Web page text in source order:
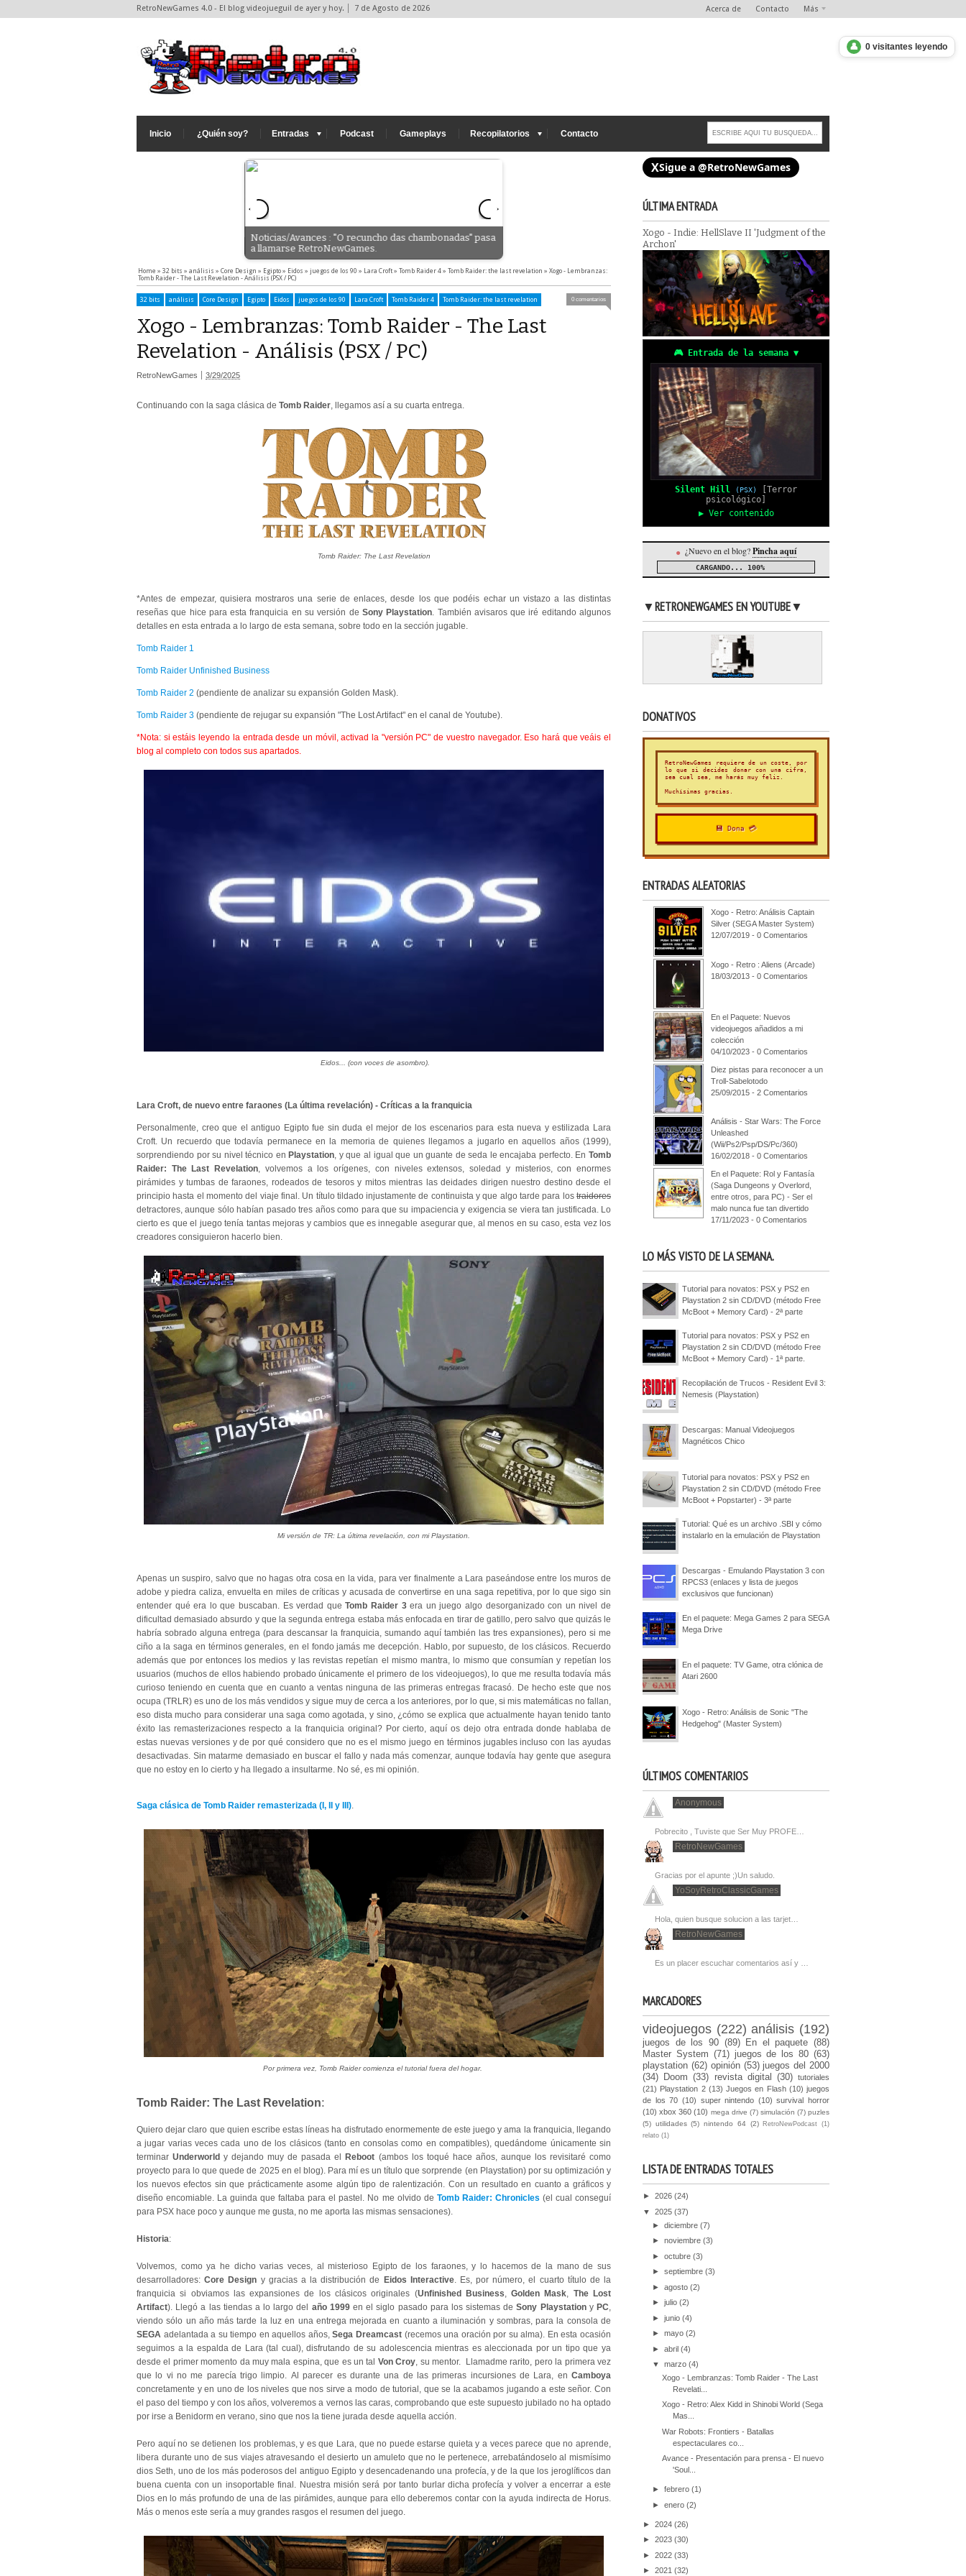
RetroNewGames 4.0 - El blog videojueguil de ayer y hoy. 7 de Agosto de 2026 Acerca de Contacto Más
Inicio ¿Quién soy? Entradas Podcast Gameplays Recopilatorios Contacto
Noticias/Avances : "O recuncho das chambonadas" pasa
a llamarse RetroNewGames.
Que paséis una buena cena de Nochebuena, o lo que
Vacaciones--
Home » 32 bits » análisis » Core Design » Egipto » Eidos » juegos de los 90 » Lara Croft » Tomb Raider 4 » Tomb Raider: the last revelation » Xogo - Lembranzas:
Tomb Raider - The Last Revelation - Análisis (PSX / PC)
32 bits análisis Core Design Egipto Eidos juegos de los 90 Lara Croft Tomb Raider 4 Tomb Raider: the last revelation 0 comentarios
Xogo - Lembranzas: Tomb Raider - The Last
Revelation - Análisis (PSX / PC)
3/29/2025
RetroNewGames
Continuando con la saga clásica de Tomb Raider , llegamos así a su cuarta entrega.
Tomb Raider: The Last Revelation
*Antes de empezar, quisiera mostraros una serie de enlaces, desde los que podéis echar un vistazo a las distintas
reseñas que hice para esta franquicia en su versión de SonyPlaystation . También avisaros que iré editando algunos
detalles en esta entrada a lo largo de esta semana, sobre todo en la sección jugable.
Tomb Raider 1
Tomb Raider Unfinished Business
Tomb Raider 2 (pendiente de analizar su expansión Golden Mask).
Tomb Raider 3 (pendiente de rejugar su expansión "The Lost Artifact" en el canal de Youtube).
*Nota: si estáis leyendo la entrada desde un móvil, activad la "versión PC" de vuestro navegador. Eso hará que veáis el
blog al completo con todos sus apartados.
Eidos... (con voces de asombro).
Lara Croft, de nuevo entre faraones (La última revelación) - Críticas a la franquicia
Personalmente, creo que el antiguo Egipto fue sin duda el mejor de los escenarios para esta nueva y estilizada Lara
Croft. Un recuerdo que todavía permanece en la memoria de quienes llegamos a jugarlo en aquellos años (1999),
sorprendiendo por su nivel técnico enPlaystation , y que al igual que un guante de seda le encajaba perfecto. EnTomb
Raider: The Last Revelation , volvemos a los orígenes, con niveles extensos, soledad y misterios, con enormes
pirámides y tumbas de faraones, rodeados de tesoros y mitos mientras las deidades dirigen nuestro destino desde el
principio hasta el momento del viaje final. Un título tildado injustamente de continuista y que algo tarde para los traidores
detractores, aunque sólo habían pasado tres años como para que su impaciencia y exigencia se viera tan justificada. Lo
cierto es que el juegotenía tantas mejoras y cambios que es innegable asegurar que, al menos en su caso, esta vez los
creadores consiguieron hacerlo bien.
Mi versión de TR: La última revelación, con mi Playstation.
Apenas un suspiro, salvo que no hagas otra cosa en la vida, para ver finalmente a Lara paseándose entre los muros de
adobe y piedra caliza, envuelta en miles de críticas y acusada de convertirse en una saga repetitiva, por lo que sigo sin
entender qué era lo que buscaban. Es verdad queTomb Raider 3era un juego algo desorganizado con un nivel de
dificultad demasiado absurdo y que la segunda entrega estaba más enfocada en tirar de gatillo, pero salvo que quizás le
habría sobrado alguna entrega (para descansar la franquicia, sumando aquí también las tres expansiones), pero si me
ciño a la saga en términos generales, en el fondo jamás me decepción. Hablo, por supuesto, de los clásicos. Recuerdo
además que por entonces los medios y las revistas repetían el mismo mantra, lo mismo que consumían y repetían los
usuarios (muchos de ellos habiendo probado únicamente el primero de los videojuegos), lo que me resulta todavía más
curioso teniendo en cuenta que en cuanto a ventas ninguna de las primeras entregas fracasó. De hecho este que nos
ocupa (TRLR) es uno de los más vendidos y sigue muy de cerca a los anteriores, por lo que, si mis matemáticas no fallan,
eso dista mucho para considerar una saga como agotada, y sino, ¿cómo se explica que actualmente hayan tenido tanto
éxito las remasterizaciones respecto a la franquicia original? Por cierto, aquí os dejo otra entrada donde hablaba de
estas nuevas versiones y de por qué considero que no es el mismo juego en términos jugables incluso con las ayudas
desactivadas. Sin matarme demasiado en buscar el fallo y nada más comenzar, aunque todavía hay gente que asegura
que no estoy en lo cierto y ha llegado a insultarme. No sé, es mi opinión.
Saga clásica de Tomb Raider remasterizada (I, II y III)
Por primera vez, Tomb Raider comienza el tutorial fuera del hogar.
Tomb Raider: The Last Revelation:
Quiero dejar claro que quien escribe estas líneas ha disfrutado enormemente de este juego y ama la franquicia, llegando
a jugar varias veces cada uno de los clásicos (tanto en consolas como en compatibles), quedándome únicamente sin
terminarUnderworldy dejando muy de pasada elReboot (ambos los toqué hace años, aunque los revisitaré como
proyecto para lo que quede de 2025 en el blog). Para mí es un título que sorprende (en Playstation) por su optimización y
los nuevos efectos sin que prácticamente asome algún tipo de ralentización. Con un resultado en cuanto a gráficos y
diseño encomiable. La guinda que faltaba para el pastel. No me olvido de Tomb Raider: Chronicles (el cual conseguí
para PSX hace poco y aunque me gusta, no me aporta las mismas sensaciones).
Historia:
Volvemos, como ya he dicho varias veces, al misterioso Egipto de los faraones, y lo hacemos de la mano de sus
desarrolladores:Core Design y gracias a la distribución de Eidos Interactive. Es, por número, el cuarto título de la
franquicia si obviamos las expansiones de los clásicos originales (Unfinished Business ,Golden Mask
The Lost
Artifact). Llegó a las tiendas a lo largo del año 1999en el siglo pasado para los sistemas deSony PlaystationyPC
viendo sólo un año más tarde la luz en una entrega mejorada en cuanto a iluminación y sombras, para la consola de
SEGA adelantada a su tiempo en aquellos años,Sega Dreamcast (recemos una oración por su alma) . En esta ocasión
seguimos a la espalda de Lara (tal cual), disfrutando de su adolescencia mientras es aleccionada por un tipo que ya
desde el primer momento da muy mala espina, que es un tal Von Croy , su mentor. Llamadme rarito, pero la primera vez
que lo vi no me parecía trigo limpio. Al parecer es durante una de las primeras incursiones de Lara, enCamboya
concretamente y en uno de los niveles que nos sirve a modo de tutorial, que se la acabamos jugando a este señor. Con
el paso del tiempo y con los años, volveremos a vernos las caras, comprobando que este supuesto jubilado no ha optado
por irse a Benidorm en verano, sino que nos la tiene jurada desde aquella acción.
Pero aquí no se detienen los problemas, y es que Lara, que no puede estarse quieta y a veces parece que no aprende,
libera durante uno de sus viajes atravesando el desierto un amuleto que no le pertenece, arrebatándoselo al mismísimo
dios Seth, uno de los más poderosos del antiguo Egipto y desencadenando una profecía, y de la que los jeroglíficos dan
buena cuenta con un insoportable final.
Nuestra misión será por tanto burlar dicha profecía y volver a encerrar a este
Dios en lo más profundo de una de las pirámides, aunque para ello deberemos contar con la ayuda indirecta de Horus.
Más o menos este sería a muy grandes rasgos el resumen del juego.
XSigue a @RetroNewGames
👤 0 visitantes leyendo
ÚLTIMA ENTRADA
Xogo - Indie: HellSlave II 'Judgment of the
Archon'
🎮 Entrada de la semana ▼
Silent Hill (PSX)
[Terror
psicológico]
▶ Ver contenido
● ¿Nuevo en el blog?Pincha aquí
CARGANDO... 100%
▼RETRONEWGAMES EN YOUTUBE▼
DONATIVOS
RetroNewGames requiere de un coste, por
lo que si decides donar con una cifra,
sea cual sea, me harás muy feliz.
Muchísimas gracias.
💾 Dona 💳
ENTRADAS ALEATORIAS
Xogo - Retro: Análisis Captain
Silver (SEGA Master System)
12/07/2019 - 0 Comentarios
Xogo - Retro : Aliens (Arcade)
18/03/2013 - 0 Comentarios
En el Paquete: Nuevos
videojuegos añadidos a mi
colección
04/10/2023 - 0 Comentarios
Diez pistas para reconocer a un
Troll-Sabelotodo
25/09/2015 - 2 Comentarios
Análisis - Star Wars: The Force
Unleashed
(Wii/Ps2/Psp/DS/Pc/360)
16/02/2018 - 0 Comentarios
En el Paquete: Rol y Fantasía
(Saga Dungeons y Overlord,
entre otros, para PC) - Ser el
malo nunca fue tan divertido
17/11/2023 - 0 Comentarios
LO MÁS VISTO DE LA SEMANA.
Tutorial para novatos: PSX y PS2 en
Playstation 2 sin CD/DVD (método Free
McBoot + Memory Card) - 2ª parte
Tutorial para novatos: PSX y PS2 en
Playstation 2 sin CD/DVD (método Free
McBoot + Memory Card) - 1ª parte.
Recopilación de Trucos - Resident Evil 3:
Nemesis (Playstation)
Descargas: Manual Videojuegos
Magnéticos Chico
Tutorial para novatos: PSX y PS2 en
Playstation 2 sin CD/DVD (método Free
McBoot + Popstarter) - 3ª parte
Tutorial: Qué es un archivo .SBI y cómo
instalarlo en la emulación de Playstation
Descargas - Emulando Playstation 3 con
RPCS3 (enlaces y lista de juegos
exclusivos que funcionan)
En el paquete: Mega Games 2 para SEGA
Mega Drive
En el paquete: TV Game, otra clónica de
Atari 2600
Xogo - Retro: Análisis de Sonic "The
Hedgehog" (Master System)
ÚLTIMOS COMENTARIOS
Anonymous
Pobrecito , Tuviste que Ser Muy PROFE…
RetroNewGames
Gracias por el apunte ;)Un saludo.
YoSoyRetroClassicGames
Hola, quien busque solucion a las tarjet…
RetroNewGames
Es un placer escuchar comentarios así y …
MARCADORES
videojuegos (222) análisis (192)
juegos de los 90 (89) En el paquete (88)
Master System (71) juegos de los 80 (63)
playstation (62) opinión (53) juegos del 2000
(34) Doom (33) revista digital (30) tutoriales
(21) Playstation 2 (13) Juegos en Flash (10) juegos
de los 70 (10) super nintendo (10) survival horror
(10) xbox 360 (10) mega drive (7) simulación (7) puzles
(5) utilidades (5) nintendo 64 (2) RetroNewPodcast
(1)
relato (1)
LISTA DE ENTRADAS TOTALES
► 2026 (24)
▼ 2025 (37)
►diciembre(7)
►noviembre(3)
►octubre(3)
►septiembre(3)
►agosto(2)
►julio(2)
►junio(4)
►mayo(2)
►abril(4)
▼marzo(4)
Xogo - Lembranzas: Tomb Raider - The Last
Revelati...
Xogo - Retro: Alex Kidd in Shinobi World (Sega
Mas...
War Robots: Frontiers - Batallas
espectaculares co...
Avance - Presentación para prensa - El nuevo
'Soul...
►febrero(1)
►enero(2)
► 2024 (26)
► 2023 (30)
► 2022 (33)
► 2021 (32)